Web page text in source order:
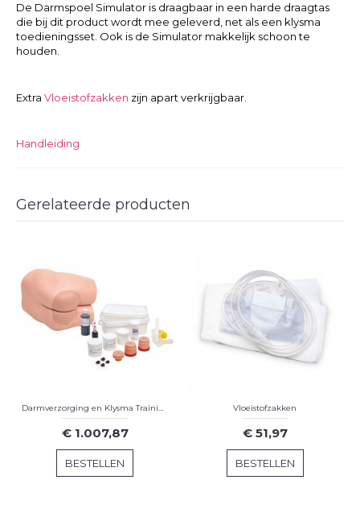
De Darmspoel Simulator is draagbaar in een harde draagtas
die bij dit product wordt mee geleverd, net als een klysma
toedieningsset. Ook is de Simulator makkelijk schoon te
houden.
Extra Vloeistofzakken zijn apart verkrijgbaar.
Handleiding
Gerelateerde producten
Darmverzorging en Klysma Trainingsmodel
€ 1.007,87
BESTELLEN
Vloeistofzakken
€ 51,97
BESTELLEN